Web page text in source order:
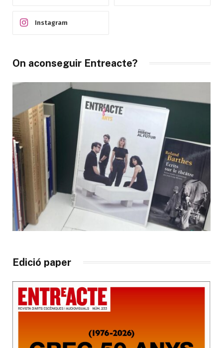
Instagram
On aconseguir Entreacte?
Edició paper